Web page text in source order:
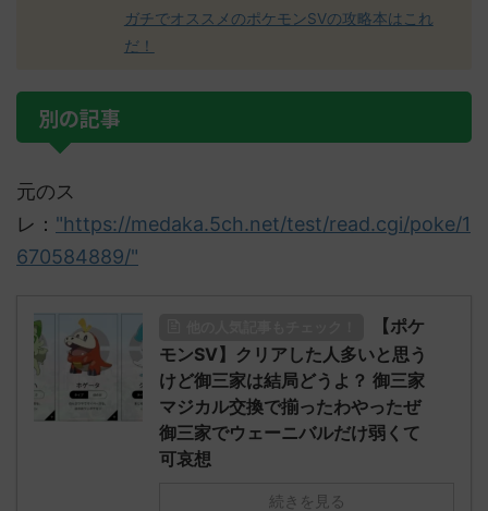
ガチでオススメのポケモンSVの攻略本はこれ
だ！
別の記事
元のス
レ： "https://medaka.5ch.net/test/read.cgi/poke/1
670584889/"
【ポケ
モンSV】クリアした人多いと思う
けど御三家は結局どうよ？ 御三家
マジカル交換で揃ったわやったぜ
御三家でウェーニバルだけ弱くて
可哀想
続きを見る